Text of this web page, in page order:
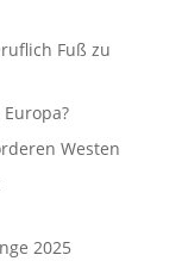
Fuß zu
Westen
2025